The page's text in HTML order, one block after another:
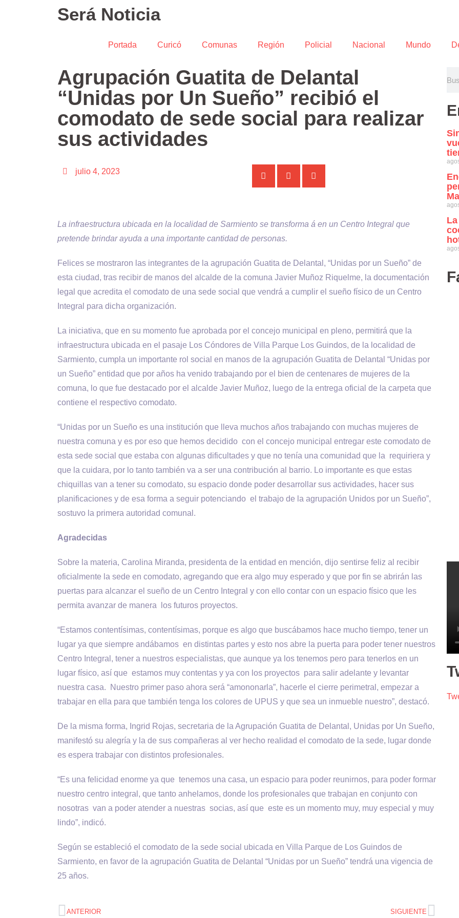
Será Noticia
Portada Curicó Comunas Región Policial Nacional Mundo
Agrupación Guatita de Delantal
“Unidas por Un Sueño” recibió el
comodato de sede social para realizar
sus actividades
julio 4, 2023
La infraestructura ubicada en la localidad de Sarmiento se transforma á en un Centro Integral que
pretende brindar ayuda a una importante cantidad de personas.
Felices se mostraron las integrantes de la agrupación Guatita de Delantal, “Unidas por un Sueño” de
esta ciudad, tras recibir de manos del alcalde de la comuna Javier Muñoz Riquelme, la documentación
legal que acredita el comodato de una sede social que vendrá a cumplir el sueño físico de un Centro
Integral para dicha organización.
La iniciativa, que en su momento fue aprobada por el concejo municipal en pleno, permitirá que la
infraestructura ubicada en el pasaje Los Cóndores de Villa Parque Los Guindos, de la localidad de
Sarmiento, cumpla un importante rol social en manos de la agrupación Guatita de Delantal “Unidas por
un Sueño” entidad que por años ha venido trabajando por el bien de centenares de mujeres de la
comuna, lo que fue destacado por el alcalde Javier Muñoz, luego de la entrega oficial de la carpeta que
contiene el respectivo comodato.
“Unidas por un Sueño es una institución que lleva muchos años trabajando con muchas mujeres de
nuestra comuna y es por eso que hemos decidido con el concejo municipal entregar este comodato de
esta sede social que estaba con algunas dificultades y que no tenía una comunidad que la requiriera y
que la cuidara, por lo tanto también va a ser una contribución al barrio. Lo importante es que estas
chiquillas van a tener su comodato, su espacio donde poder desarrollar sus actividades, hacer sus
planificaciones y de esa forma a seguir potenciando el trabajo de la agrupación Unidos por un Sueño”,
sostuvo la primera autoridad comunal.
Agradecidas
Sobre la materia, Carolina Miranda, presidenta de la entidad en mención, dijo sentirse feliz al recibir
oficialmente la sede en comodato, agregando que era algo muy esperado y que por fin se abrirán las
puertas para alcanzar el sueño de un Centro Integral y con ello contar con un espacio físico que les
permita avanzar de manera los futuros proyectos.
“Estamos contentísimas, contentísimas, porque es algo que buscábamos hace mucho tiempo, tener un
lugar ya que siempre andábamos en distintas partes y esto nos abre la puerta para poder tener nuestros
Centro Integral, tener a nuestros especialistas, que aunque ya los tenemos pero para tenerlos en un
lugar físico, así que estamos muy contentas y ya con los proyectos para salir adelante y levantar
nuestra casa. Nuestro primer paso ahora será “amononarla”, hacerle el cierre perimetral, empezar a
trabajar en ella para que también tenga los colores de UPUS y que sea un inmueble nuestro”, destacó.
De la misma forma, Ingrid Rojas, secretaria de la Agrupación Guatita de Delantal, Unidas por Un Sueño,
manifestó su alegría y la de sus compañeras al ver hecho realidad el comodato de la sede, lugar donde
es espera trabajar con distintos profesionales.
“Es una felicidad enorme ya que tenemos una casa, un espacio para poder reunirnos, para poder formar
nuestro centro integral, que tanto anhelamos, donde los profesionales que trabajan en conjunto con
nosotras van a poder atender a nuestras socias, así que este es un momento muy, muy especial y muy
lindo”, indicó.
Según se estableció el comodato de la sede social ubicada en Villa Parque de Los Guindos de
Sarmiento, en favor de la agrupación Guatita de Delantal “Unidas por un Sueño” tendrá una vigencia de
25 años.
ANTERIOR SIGUIENTE